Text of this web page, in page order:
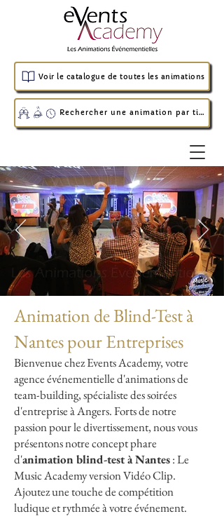
Rechercher une animation par timing
Voir le catalogue de toutes les animations
Animation de Blind-Test à
Nantes pour Entreprises
Bienvenue chez Events Academy, votre
agence événementielle d'animations de
team-building, spécialiste des soirées
d'entreprise à Angers. Forts de notre
passion pour le divertissement, nous vous
présentons notre concept phare
d'animation blind-test à Nantes: Le
Music Academy version Vidéo Clip.
Ajoutez une touche de compétition
ludique et rythmée à votre événement.